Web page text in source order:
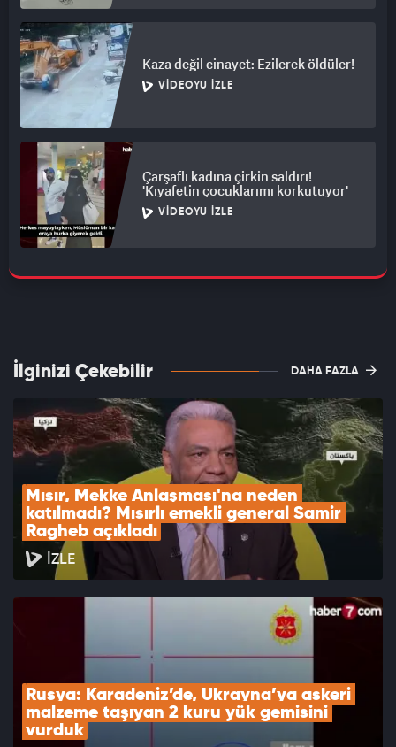
Kaza değil cinayet: Ezilerek öldüler!
VIDEOYU İZLE
Çarşaflı kadına çirkin saldırı!
'Kıyafetin çocuklarımı korkutuyor'
VIDEOYU İZLE
İlginizi Çekebilir DAHA FAZLA
Mısır, Mekke Anlaşması'na neden
katılmadı? Mısırlı emekli general Samir
Ragheb açıkladı
İZLE
Rusya: Karadeniz’de, Ukrayna’ya askeri
malzeme taşıyan 2 kuru yük gemisini
vurduk